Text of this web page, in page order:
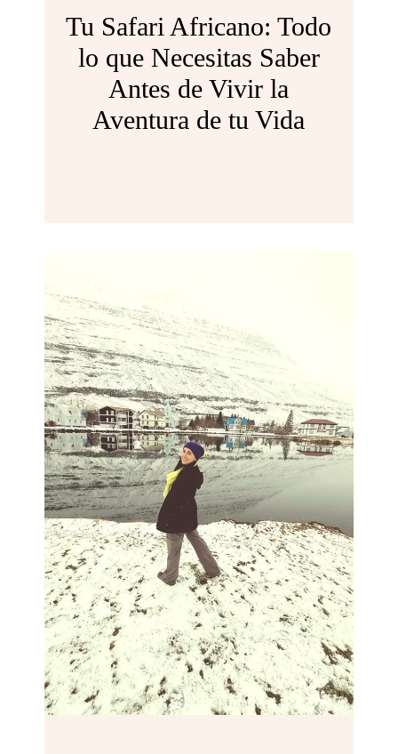
Tu Safari Africano: Todo
lo que Necesitas Saber
Antes de Vivir la
Aventura de tu Vida